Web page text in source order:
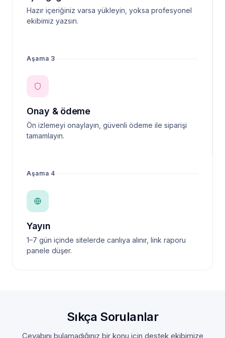
Hazır içeriğiniz varsa yükleyin, yoksa profesyonel
ekibimiz yazsın.
Aşama 3
Onay & ödeme
Ön izlemeyi onaylayın, güvenli ödeme ile siparişi
tamamlayın.
Aşama 4
Yayın
1–7 gün içinde sitelerde canlıya alınır, link raporu
panele düşer.
Sıkça Sorulanlar
Cevabını bulamadığınız bir konu için destek ekibimize